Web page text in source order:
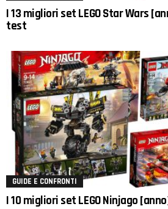
I 13 migliori set LEGO Star Wars
test
GUIDE E CONFRONTI
I 10 migliori set LEGO Ninjago